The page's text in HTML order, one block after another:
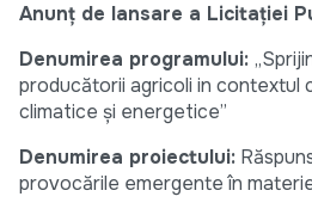
Anunț de lansare a Licitației
Denumirea programului:
producătorii agricoli in contextul
climatice și energetice”
Denumirea proiectului:
provocările emergente în